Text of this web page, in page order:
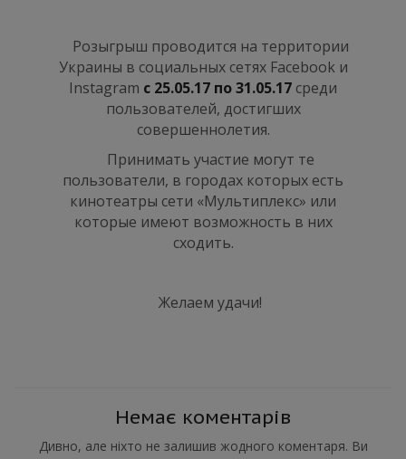
Розыгрыш проводится на территории
Украины в социальных сетях Facebook и
Instagram с 25.05.17 по 31.05.17 среди
пользователей, достигших
совершеннолетия.
Принимать участие могут те
пользователи, в городах которых есть
кинотеатры сети «Мультиплекс» или
которые имеют возможность в них
сходить.
Желаем удачи!
Немає коментарів
Дивно, але ніхто не залишив жодного коментаря. Ви